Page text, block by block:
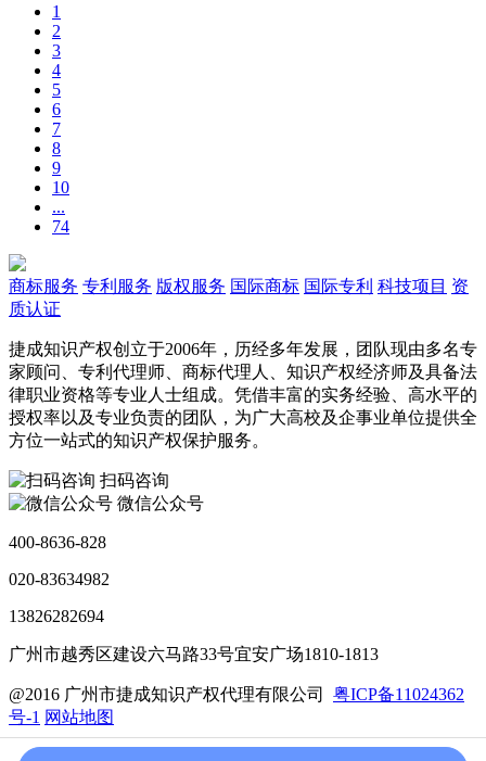
1
2
3
4
5
6
7
8
9
10
...
74
商标服务 专利服务 版权服务 国际商标 国际专利 科技项目 资
质认证
捷成知识产权创立于2006年，历经多年发展，团队现由多名专
家顾问、专利代理师、商标代理人、知识产权经济师及具备法
律职业资格等专业人士组成。凭借丰富的实务经验、高水平的
授权率以及专业负责的团队，为广大高校及企事业单位提供全
方位一站式的知识产权保护服务。
扫码咨询
微信公众号
400-8636-828
020-83634982
13826282694
广州市越秀区建设六马路33号宜安广场1810-1813
@2016 广州市捷成知识产权代理有限公司 粤ICP备11024362
号-1 网站地图
加入我们